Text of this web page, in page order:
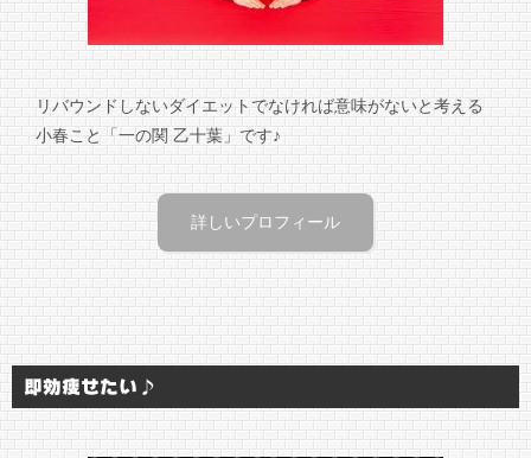
リバウンドしないダイエットでなければ意味がないと考える
小春こと「一の関 乙十葉」です♪
詳しいプロフィール
即効痩せたい♪